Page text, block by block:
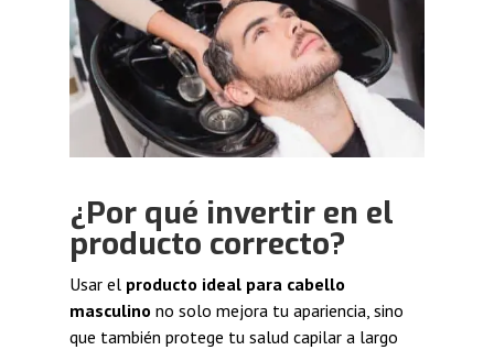
¿Por qué invertir en el
producto correcto?
Usar el producto ideal para cabello
masculino no solo mejora tu apariencia, sino
que también protege tu salud capilar a largo